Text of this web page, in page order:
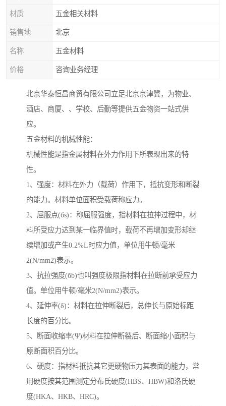
材质 五金相关材料
销售地 北京
名称 五金材料
价格 咨询业务经理
北京华泰恒昌商贸有限公司立足北京京津冀，为物业、
酒店、商厦、、学校、后勤等提供五金物资一站式供
应。
五金材料的机械性能：
机械性能是指金属材料在外力作用下所表现出来的特
性。
1、强度：材料在外力（载荷）作用下，抵抗变形和断裂
的能力。材料单位面积受载荷称应力。
2、屈服点(бs)：称屈服强度，指材料在拉抻过程中，材
料所受应力达到某一临界值时，载荷不再增加变形却继
续增加或产生0.2%L时应力值，单位用牛顿/毫米
2(N/mm2)表示。
3、抗拉强度(бb)也叫强度极限指材料在拉断前承受应力
值。单位用牛顿/毫米2(N/mm2)表示。
4、延伸率(δ)：材料在拉伸断裂后，总伸长与原始标距
长度的百分比。
5、断面收缩率(Ψ)材料在拉伸断裂后、断面缩小面积与
原断面积百分比。
6、硬度：指材料抵抗其它更硬物压力其表面的能力，常
用硬度按其范围测定分布氏硬度(HBS、HBW)和洛氏硬
度(HKA、HKB、HRC)。